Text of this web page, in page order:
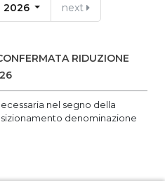
2026 next
RIDUZIONE
nel segno della
denominazione